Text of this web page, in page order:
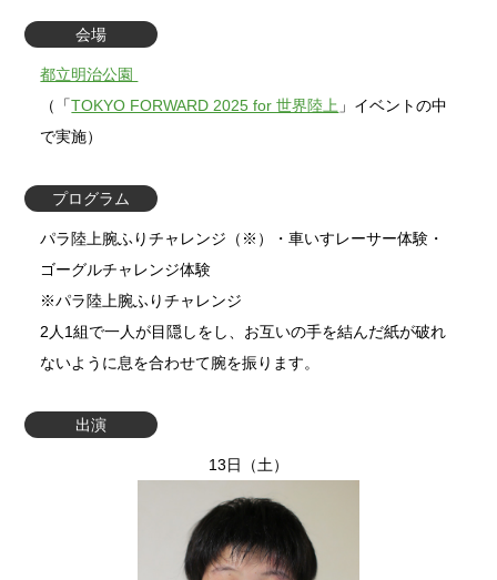
会場
都立明治公園
（「TOKYO FORWARD 2025 for 世界陸上 」イベントの中
で実施）
プログラム
パラ陸上腕ふりチャレンジ（※）・車いすレーサー体験・
ゴーグルチャレンジ体験
※パラ陸上腕ふりチャレンジ
2人1組で一人が目隠しをし、お互いの手を結んだ紙が破れ
ないように息を合わせて腕を振ります。
出演
13日（土）